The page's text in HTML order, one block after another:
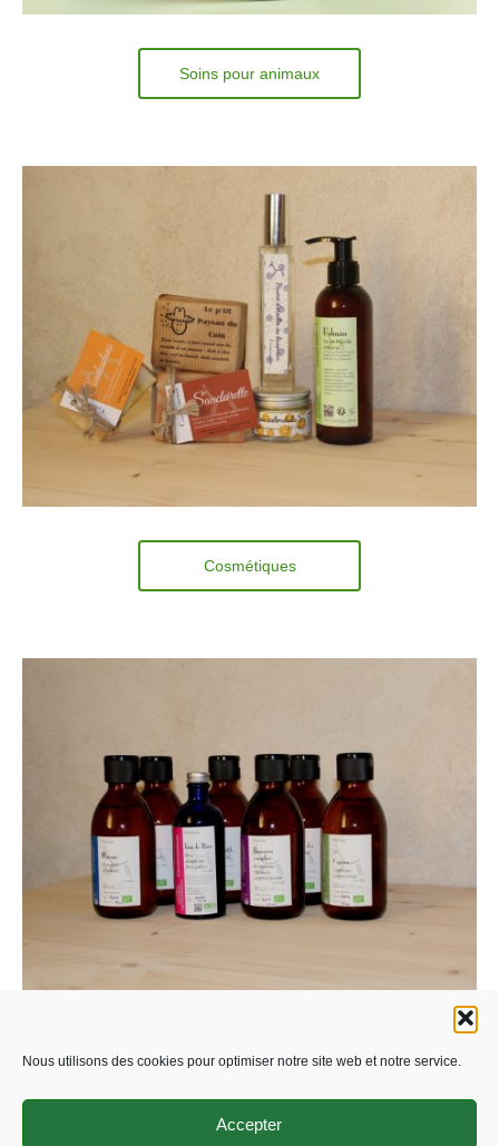
Nous utilisons des cookies pour optimiser notre site web et notre service.
Accepter
Soins pour animaux
Cosmétiques
Hydrolats